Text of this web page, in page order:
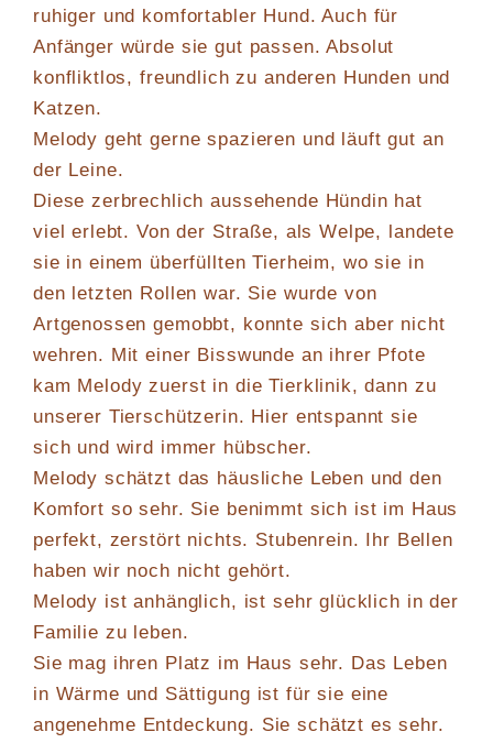
ruhiger und komfortabler Hund. Auch für
Anfänger würde sie gut passen. Absolut
konfliktlos, freundlich zu anderen Hunden und
Katzen.
Melody geht gerne spazieren und läuft gut an
der Leine.
Diese zerbrechlich aussehende Hündin hat
viel erlebt. Von der Straße, als Welpe, landete
sie in einem überfüllten Tierheim, wo sie in
den letzten Rollen war. Sie wurde von
Artgenossen gemobbt, konnte sich aber nicht
wehren. Mit einer Bisswunde an ihrer Pfote
kam Melody zuerst in die Tierklinik, dann zu
unserer Tierschützerin. Hier entspannt sie
sich und wird immer hübscher.
Melody schätzt das häusliche Leben und den
Komfort so sehr. Sie benimmt sich ist im Haus
perfekt, zerstört nichts. Stubenrein. Ihr Bellen
haben wir noch nicht gehört.
Melody ist anhänglich, ist sehr glücklich in der
Familie zu leben.
Sie mag ihren Platz im Haus sehr. Das Leben
in Wärme und Sättigung ist für sie eine
angenehme Entdeckung. Sie schätzt es sehr.